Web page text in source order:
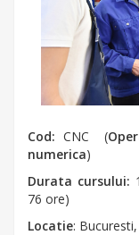
Cod: CNC (
numerica)
Durata cursului:
76 ore)
Locatie: